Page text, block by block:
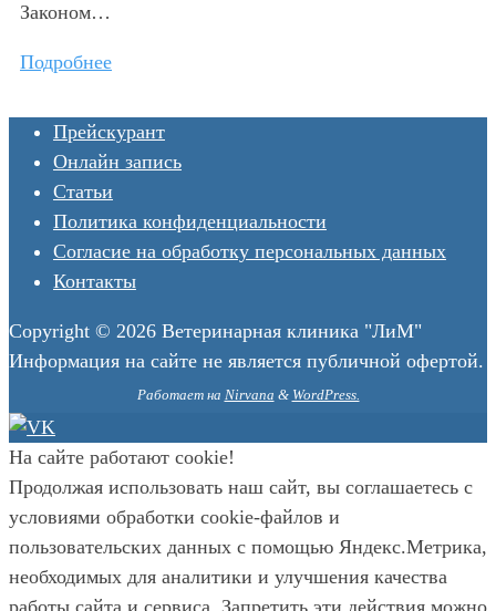
Законом…
Подробнее
Прейскурант
Онлайн запись
Статьи
Политика конфиденциальности
Согласие на обработку персональных данных
Контакты
Copyright © 2026 Ветеринарная клиника "ЛиМ"
Информация на сайте не является публичной офертой.
Работает на Nirvana & WordPress.
На сайте работают cookie!
Продолжая использовать наш сайт, вы соглашаетесь с
условиями обработки cookie-файлов и
пользовательских данных с помощью Яндекс.Метрика,
необходимых для аналитики и улучшения качества